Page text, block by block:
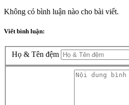
Không có bình luận nào cho bài viết.
Viết bình luận:
Họ & Tên đệm